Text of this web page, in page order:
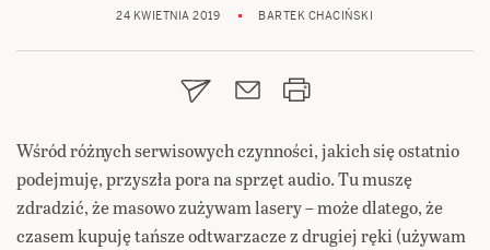
24 KWIETNIA 2019 BARTEK CHACIŃSKI
Wśród różnych serwisowych czynności, jakich się ostatnio
podejmuję, przyszła pora na sprzęt audio. Tu muszę
zdradzić, że masowo zużywam lasery – może dlatego, że
czasem kupuję tańsze odtwarzacze z drugiej ręki (używam